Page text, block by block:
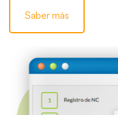
Saber más